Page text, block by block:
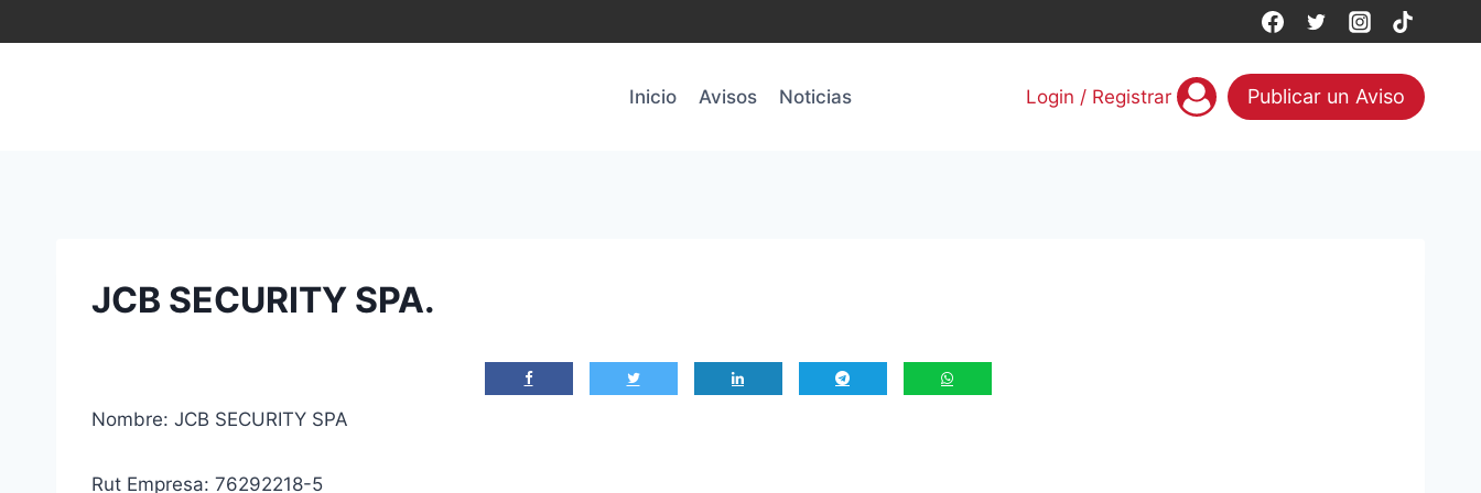
al
Inicio
Avisos Noticias Login / Registrar Publicar un Aviso
JCB SECURITY SPA.
Nombre: JCB SECURITY SPA
Rut Empresa: 76292218-5